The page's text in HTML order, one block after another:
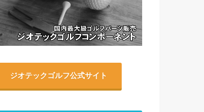
ジオテックゴルフ公式サイト